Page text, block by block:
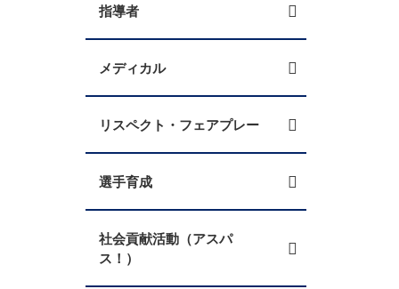
指導者
メディカル
リスペクト・フェアプレー
選手育成
社会貢献活動（アスパ
ス！）